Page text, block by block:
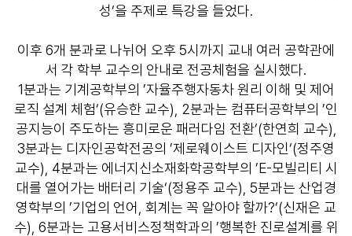
성‘을 주제로 특강을 들었다.
이후 6개 분과로 나뉘어 오후 5시까지 교내 여러 공학관에
서 각 학부 교수의 안내로 전공체험을 실시했다.
1분과는 기계공학부의 ’자율주행자동차 원리 이해 및 제어
로직 설계 체험‘(유승한 교수), 2분과는 컴퓨터공학부의 ’인
공지능이 주도하는 흥미로운 패러다임 전환‘(한연희 교수),
3분과는 디자인공학전공의 ’제로웨이스트 디자인‘(정주영
교수), 4분과는 에너지신소재화학공학부의 ’E-모빌리티 시
대를 열어가는 배터리 기술‘(정용주 교수), 5분과는 산업경
영학부의 ’기업의 언어, 회계는 꼭 알아야 할까?‘(신재은 교
수), 6분과는 고용서비스정책학과의 ’행복한 진로설계를 위